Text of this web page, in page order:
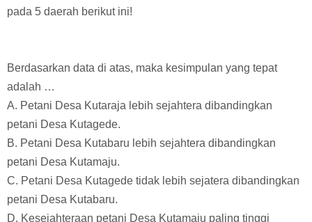
pada 5 daerah berikut ini!
Berdasarkan data di atas, maka kesimpulan yang tepat
adalah …
A. Petani Desa Kutaraja lebih sejahtera dibandingkan
petani Desa Kutagede.